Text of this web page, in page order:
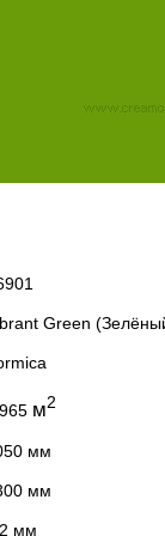
Green
м2
мм
мм
мм